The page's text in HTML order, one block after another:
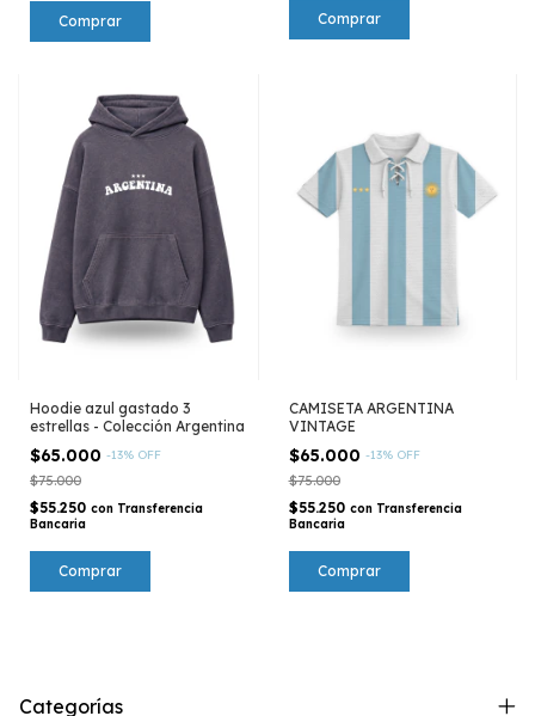
Comprar
Hoodie azul gastado 3
estrellas - Colección Argentina
$65.000 -13% OFF
$75.000
$55.250 con Transferencia
Bancaria
Comprar
CAMISETA ARGENTINA
VINTAGE
$65.000 -13% OFF
$75.000
$55.250 con Transferencia
Bancaria
Comprar
Categorías